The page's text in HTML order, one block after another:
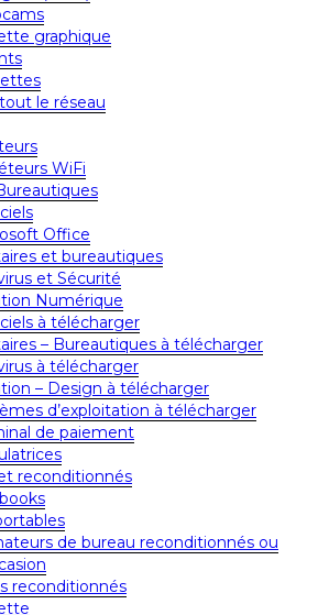
graphique
le réseau
WiFi
Office
et bureautiques
et Sécurité
Numérique
à télécharger
– Bureautiques à télécharger
à télécharger
– Design à télécharger
d’exploitation à télécharger
de paiement
reconditionnés
de bureau reconditionnés ou
reconditionnés